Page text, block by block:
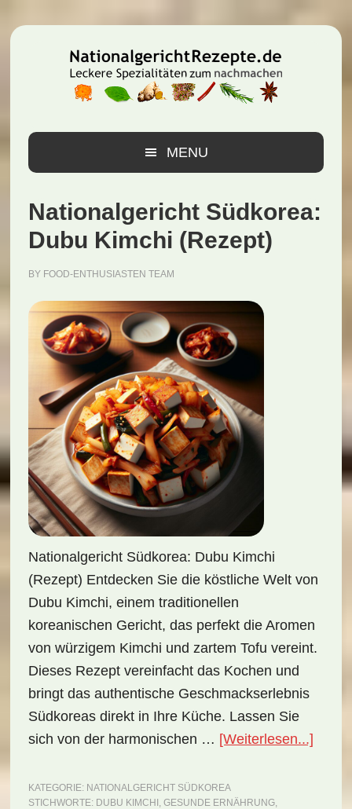
Hauptnavigation
Inhalt
Seitenspalte
MENU
Nationalgericht Südkorea:
Dubu Kimchi (Rezept)
BY FOOD-ENTHUSIASTEN TEAM
Nationalgericht Südkorea: Dubu Kimchi
(Rezept) Entdecken Sie die köstliche Welt von
Dubu Kimchi, einem traditionellen
koreanischen Gericht, das perfekt die Aromen
von würzigem Kimchi und zartem Tofu vereint.
Dieses Rezept vereinfacht das Kochen und
bringt das authentische Geschmackserlebnis
Südkoreas direkt in Ihre Küche. Lassen Sie
sich von der harmonischen … [Weiterlesen...]
KATEGORIE: NATIONALGERICHT SÜDKOREA
STICHWORTE: DUBU KIMCHI , GESUNDE ERNÄHRUNG,